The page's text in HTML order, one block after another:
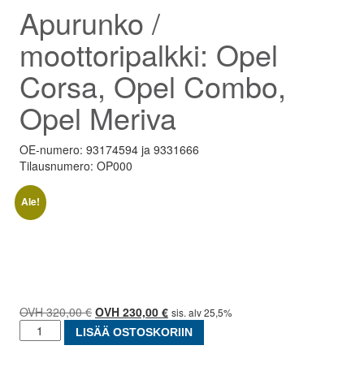
Apurunko /
moottoripalkki: Opel
Corsa, Opel Combo,
Opel Meriva
OE-numero: 93174594 ja 9331666
Tilausnumero: OP000
Ale!
320,00€ Alkuperäinen
hinta
oli:
230,00 € Nykyinen
hinta
on:
sis. alv 25,5%
Apurunko
/
LISÄÄ OSTOSKORIIN